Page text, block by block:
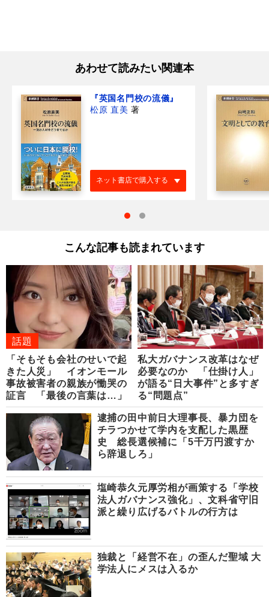
あわせて読みたい関連本
『英国名門校の流儀』
松原 直美 著
ネット書店で購入する
こんな記事も読まれています
話題
「そもそも会社のせいで起
きた人災」 イオンモール
事故被害者の親族が慟哭の
証言 「最後の言葉は…」
私大ガバナンス改革はなぜ
必要なのか 「仕掛け人」
が語る“日大事件”と多すぎ
る“問題点”
逮捕の田中前日大理事長、暴力団を
チラつかせて学内を支配した黒歴
史 総長選候補に「5千万円渡すか
ら辞退しろ」
塩崎恭久元厚労相が画策する「学校
法人ガバナンス強化」、文科省守旧
派と繰り広げるバトルの行方は
独裁と「経営不在」の歪んだ聖域 大
学法人にメスは入るか